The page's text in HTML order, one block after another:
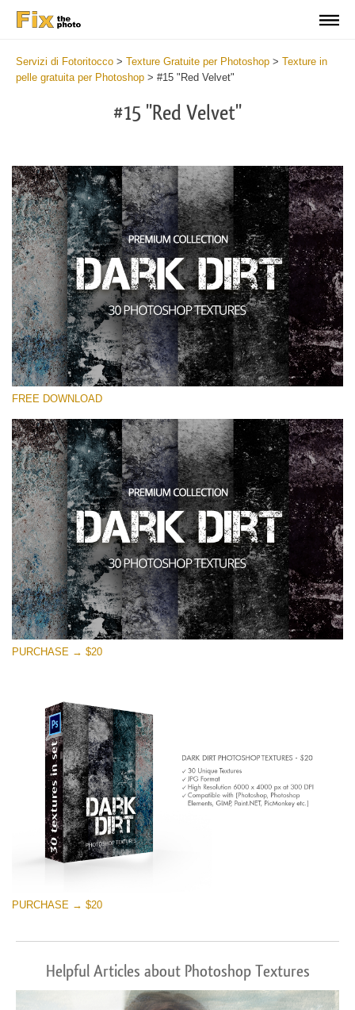
Servizi di Fotoritocco > Texture Gratuite per Photoshop > Texture in
pelle gratuita per Photoshop > #15 "Red Velvet"
#15 "Red Velvet"
Si prega di Selezionare
Small 800*533px
Dark Dirt
(30 Overlays)
Large 6000*4000px
Entire Collection
(1783 Overlays)
Large 6000*4000px
Download Gratuito
FREE DOWNLOAD
PURCHASE → $20
PURCHASE → $20
Helpful Articles about Photoshop Textures